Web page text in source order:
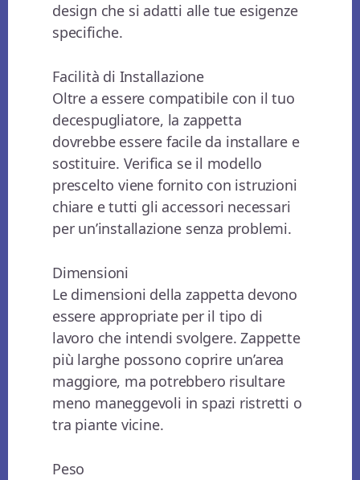
design che si adatti alle tue esigenze
specifiche.
Facilità di Installazione
Oltre a essere compatibile con il tuo
decespugliatore, la zappetta
dovrebbe essere facile da installare e
sostituire. Verifica se il modello
prescelto viene fornito con istruzioni
chiare e tutti gli accessori necessari
per un’installazione senza problemi.
Dimensioni
Le dimensioni della zappetta devono
essere appropriate per il tipo di
lavoro che intendi svolgere. Zappette
più larghe possono coprire un’area
maggiore, ma potrebbero risultare
meno maneggevoli in spazi ristretti o
tra piante vicine.
Peso